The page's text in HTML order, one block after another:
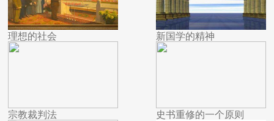
理想的社会
宗教裁判法
新国学的精神
史书重修的一个原则